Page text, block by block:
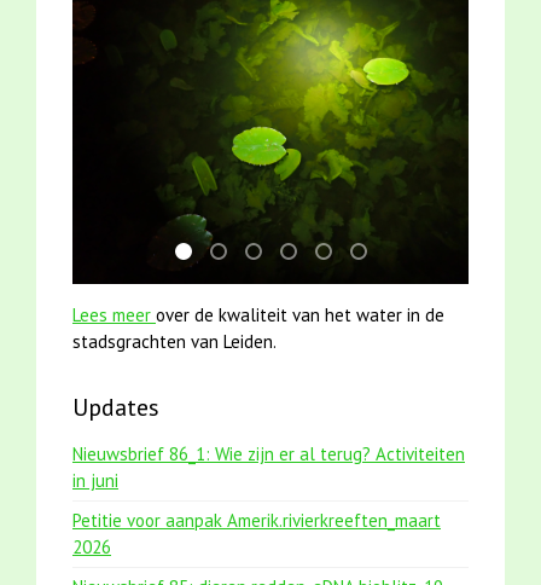
jun2021 zaklv 5 snoekje MOOI
jun2021 28 brasem en rietvoorns 4a
karper met kattenklimtouw
mei2021 1 snoekje elly
smoelenboek fifi en
mei2021
Lees meer over de kwaliteit van het water in de
stadsgrachten van Leiden.
Updates
Nieuwsbrief 86_1: Wie zijn er al terug? Activiteiten
in juni
Petitie voor aanpak Amerik.rivierkreeften_maart
2026